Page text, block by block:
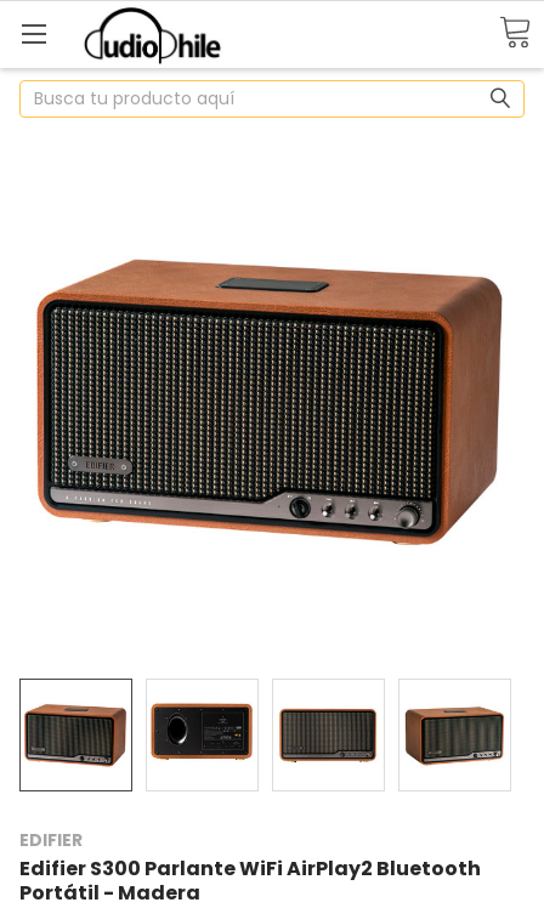
Buscar
EDIFIER
Edifier S300 Parlante WiFi AirPlay2 Bluetooth
Portátil - Madera